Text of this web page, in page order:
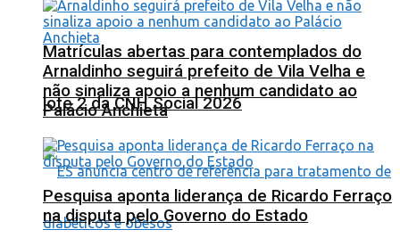
Matrículas abertas para contemplados do
lote 2 da CNH Social 2026
Arnaldinho seguirá prefeito de Vila Velha e
não sinaliza apoio a nenhum candidato ao
Palácio Anchieta
Pesquisa aponta liderança de Ricardo Ferraço
na disputa pelo Governo do Estado